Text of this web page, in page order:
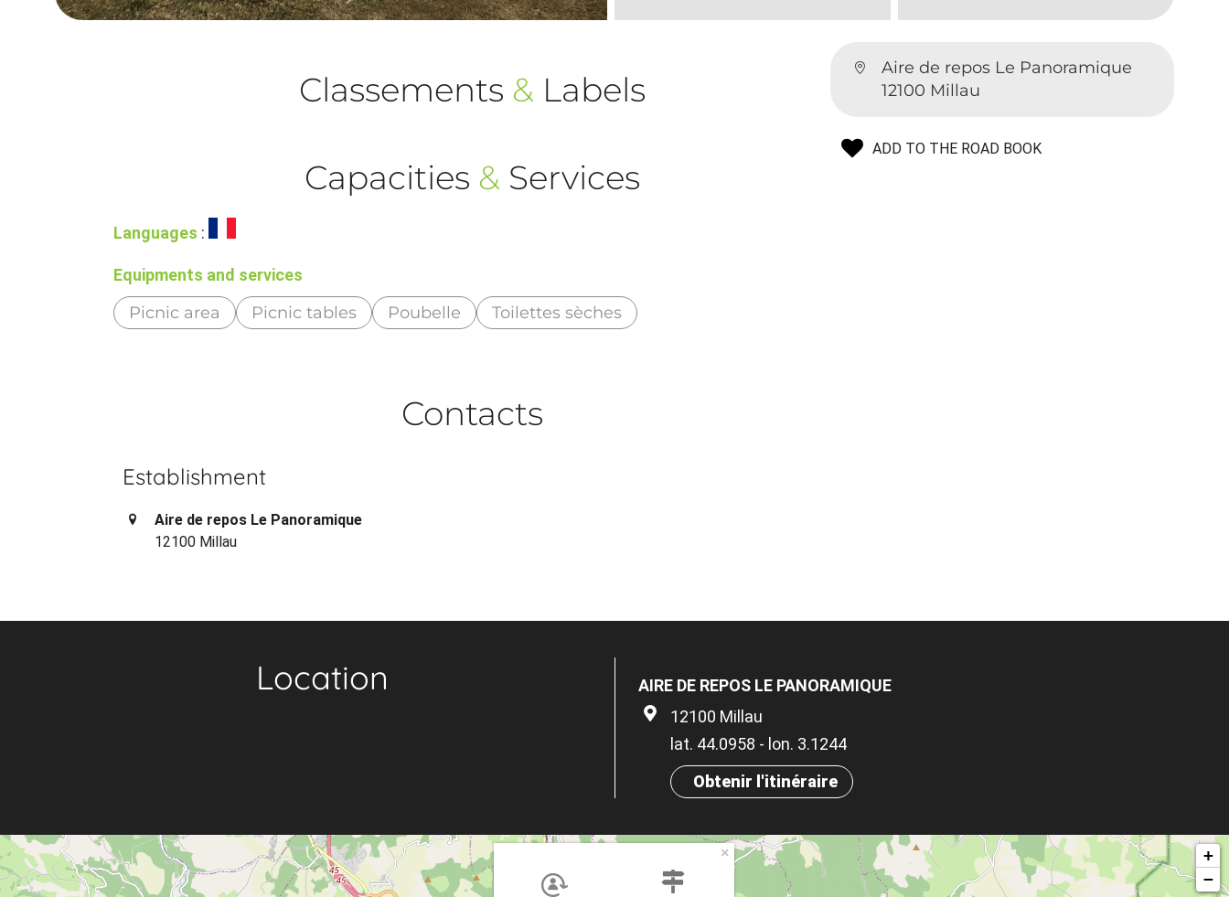
Aire de repos Le Panoramique
12100 Millau
ADD TO THE ROAD BOOK
Classements & Labels
Capacities & Services
Languages :
Equipments and services
Picnic area Picnic tables Poubelle Toilettes sèches
Contacts
Establishment
Aire de repos Le Panoramique
12100 Millau
Location
AIRE DE REPOS LE PANORAMIQUE
12100 Millau
lat. 44.0958 - lon. 3.1244
Obtenir l'itinéraire
×
+
−